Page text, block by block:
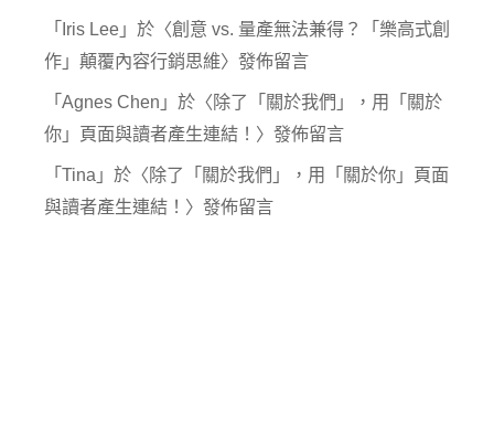
「 Iris Lee 」於〈創意 vs. 量產無法兼得？「樂高式創
作」顛覆內容行銷思維〉發佈留言
「 Agnes Chen 」於〈除了「關於我們」，用「關於
你」頁面與讀者產生連結！ 〉發佈留言
「 Tina 」於〈除了「關於我們」，用「關於你」頁面
與讀者產生連結！ 〉發佈留言